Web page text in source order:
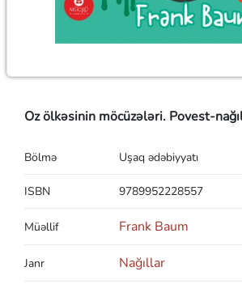
Oz ölkəsinin möcüzələri. Povest-
Bölmə Uşaq ədəbiyyatı
ISBN 9789952228557
Müəllif Frank Baum
Janr Nağıllar